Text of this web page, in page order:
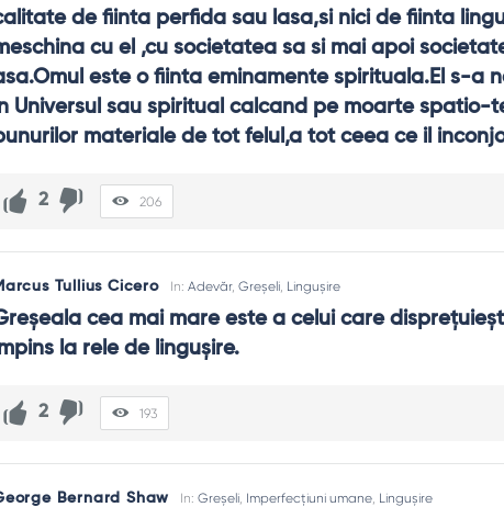
de fiinta perfida sau lasa,si nici de fiinta
cu el ,cu societatea sa si mai apoi
este o fiinta eminamente spirituala.El s-a
Universul sau spiritual calcand pe moarte spatio-
materiale de tot felul,a tot ceea ce il
2 206
Tullius Cicero In: Adevăr, Greșeli, Lingușire
cea mai mare este a celui care
la rele de linguşire.
2 193
Bernard Shaw In:Greșeli, Imperfecțiuni umane, Lingușire